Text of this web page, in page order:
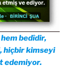
hem bedîdir,
hiçbir kimseyi
edemiyor.